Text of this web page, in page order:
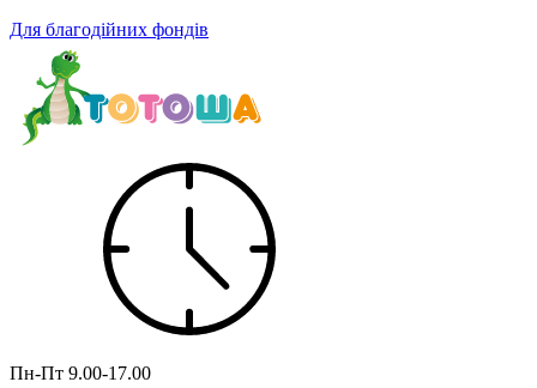
Для благодійних фондів
Пн-Пт 9.00-17.00